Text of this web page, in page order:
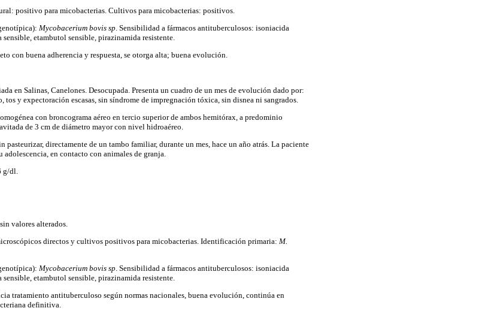
positivo para micobacterias. Cultivos para micobacterias: positivos.
Mycobacerium bovis sp. Sensibilidad a fármacos antituberculosos: isoniacida
etambutol sensible, pirazinamida resistente.
con buena adherencia y respuesta, se otorga alta; buena evolución.
en Salinas, Canelones. Desocupada. Presenta un cuadro de un mes de evolución dado por:
y expectoración escasas, sin síndrome de impregnación tóxica, sin disnea ni sangrados.
con broncograma aéreo en tercio superior de ambos hemitórax, a predominio
de 3 cm de diámetro mayor con nivel hidroaéreo.
pasteurizar, directamente de un tambo familiar, durante un mes, hace un año atrás. La paciente
en contacto con animales de granja.
g/dl.
valores alterados.
directos y cultivos positivos para micobacterias. Identificación primaria: M.
Mycobacerium bovis sp. Sensibilidad a fármacos antituberculosos: isoniacida
etambutol sensible, pirazinamida resistente.
tratamiento antituberculoso según normas nacionales, buena evolución, continúa en
definitiva.